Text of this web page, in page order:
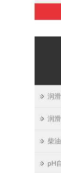
润
润
柴